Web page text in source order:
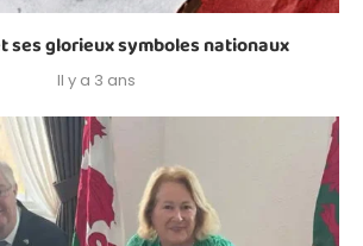
ses glorieux symboles nationaux
Il y a 3 ans